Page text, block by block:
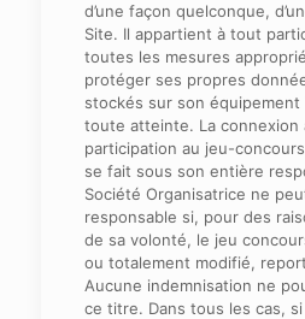
d’une façon quelconque,
Site. Il appartient à tout
toutes les mesures
protéger ses propres
stockés sur son
toute atteinte. La connexion
participation au jeu-
se fait sous son entière
Société Organisatrice ne
responsable si, pour des
de sa volonté, le jeu
ou totalement modifié,
Aucune indemnisation ne
ce titre. Dans tous les cas,